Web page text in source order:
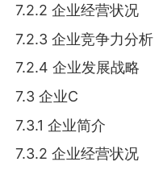
7.2.2 企业经营状况
7.2.3 企业竞争力分析
7.2.4 企业发展战略
7.3 企业C
7.3.1 企业简介
7.3.2 企业经营状况